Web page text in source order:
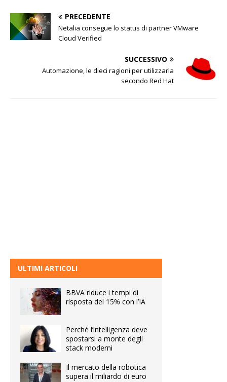
PRECEDENTE
Netalia consegue lo status di partner VMware
Cloud Verified
SUCCESSIVO
Automazione, le dieci ragioni per utilizzarla
secondo Red Hat
ULTIMI ARTICOLI
BBVA riduce i tempi di
risposta del 15% con l’IA
Perché l’intelligenza deve
spostarsi a monte degli
stack moderni
Il mercato della robotica
supera il miliardo di euro